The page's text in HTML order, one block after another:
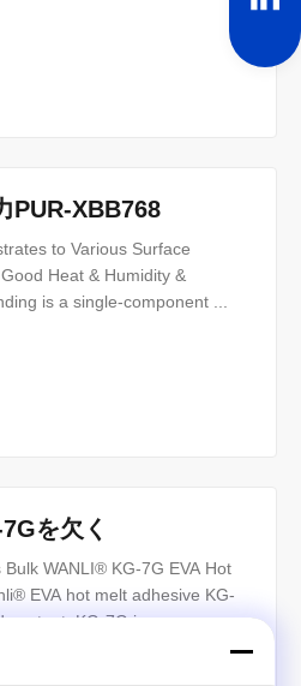
PUR-XBB768
to Various Surface
Heat & Humidity &
is a single-component ...
を欠く
WANLI® KG-7G EVA Hot
EVA hot melt adhesive KG-
content. KG-7G is ...